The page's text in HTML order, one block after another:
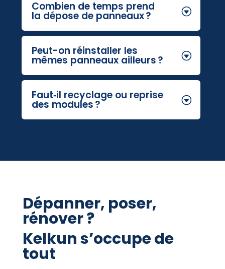
Combien de temps prend
la dépose de panneaux ?
Peut-on réinstaller les
mêmes panneaux ailleurs ?
Faut‑il recyclage ou reprise
des modules ?
Dépanner, poser,
rénover ?
Kelkun s’occupe de
tout